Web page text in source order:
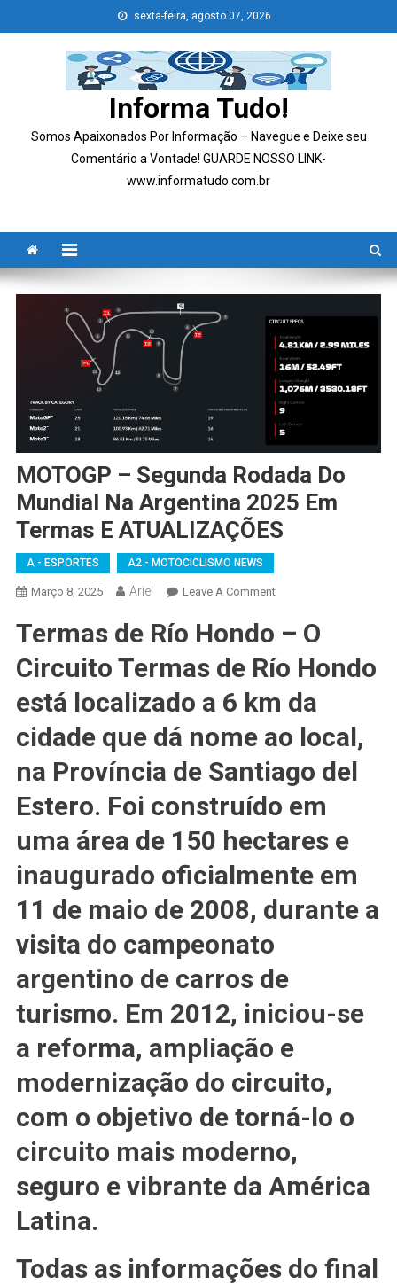
to
sexta-feira, agosto 07, 2026
Informa Tudo!
Somos Apaixonados Por Informação – Navegue e Deixe seu
Comentário a Vontade! GUARDE NOSSO LINK-
www.informatudo.com.br
MOTOGP – Segunda Rodada Do
Mundial Na Argentina 2025 Em
Termas E ATUALIZAÇÕES
A - ESPORTES A2 - MOTOCICLISMO NEWS
Março 8, 2025 Ariel Leave A CommentOn
Rodada
Mundial
Na
2025
Termas
E
Termas de Río Hondo – O
Circuito Termas de Río Hondo
está localizado a 6 km da
cidade que dá nome ao local,
na Província de Santiago del
Estero. Foi construído em
uma área de 150 hectares e
inaugurado oficialmente em
11 de maio de 2008, durante a
visita do campeonato
argentino de carros de
turismo. Em 2012, iniciou-se
a reforma, ampliação e
modernização do circuito,
com o objetivo de torná-lo o
circuito mais moderno,
seguro e vibrante da América
Latina.
Todas as informações do final